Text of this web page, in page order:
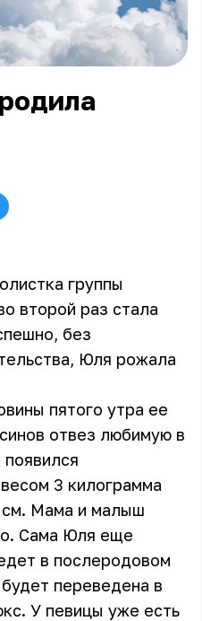
группы
второй раз стала
без
Юля рожала
пятого утра ее
отвез любимую в
3 килограмма
см. Мама и малыш
Сама Юля еще
в послеродовом
переведена в
У певицы уже есть